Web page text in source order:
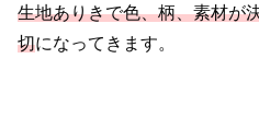
生地ありきで色、柄、素材が
切になってきます。